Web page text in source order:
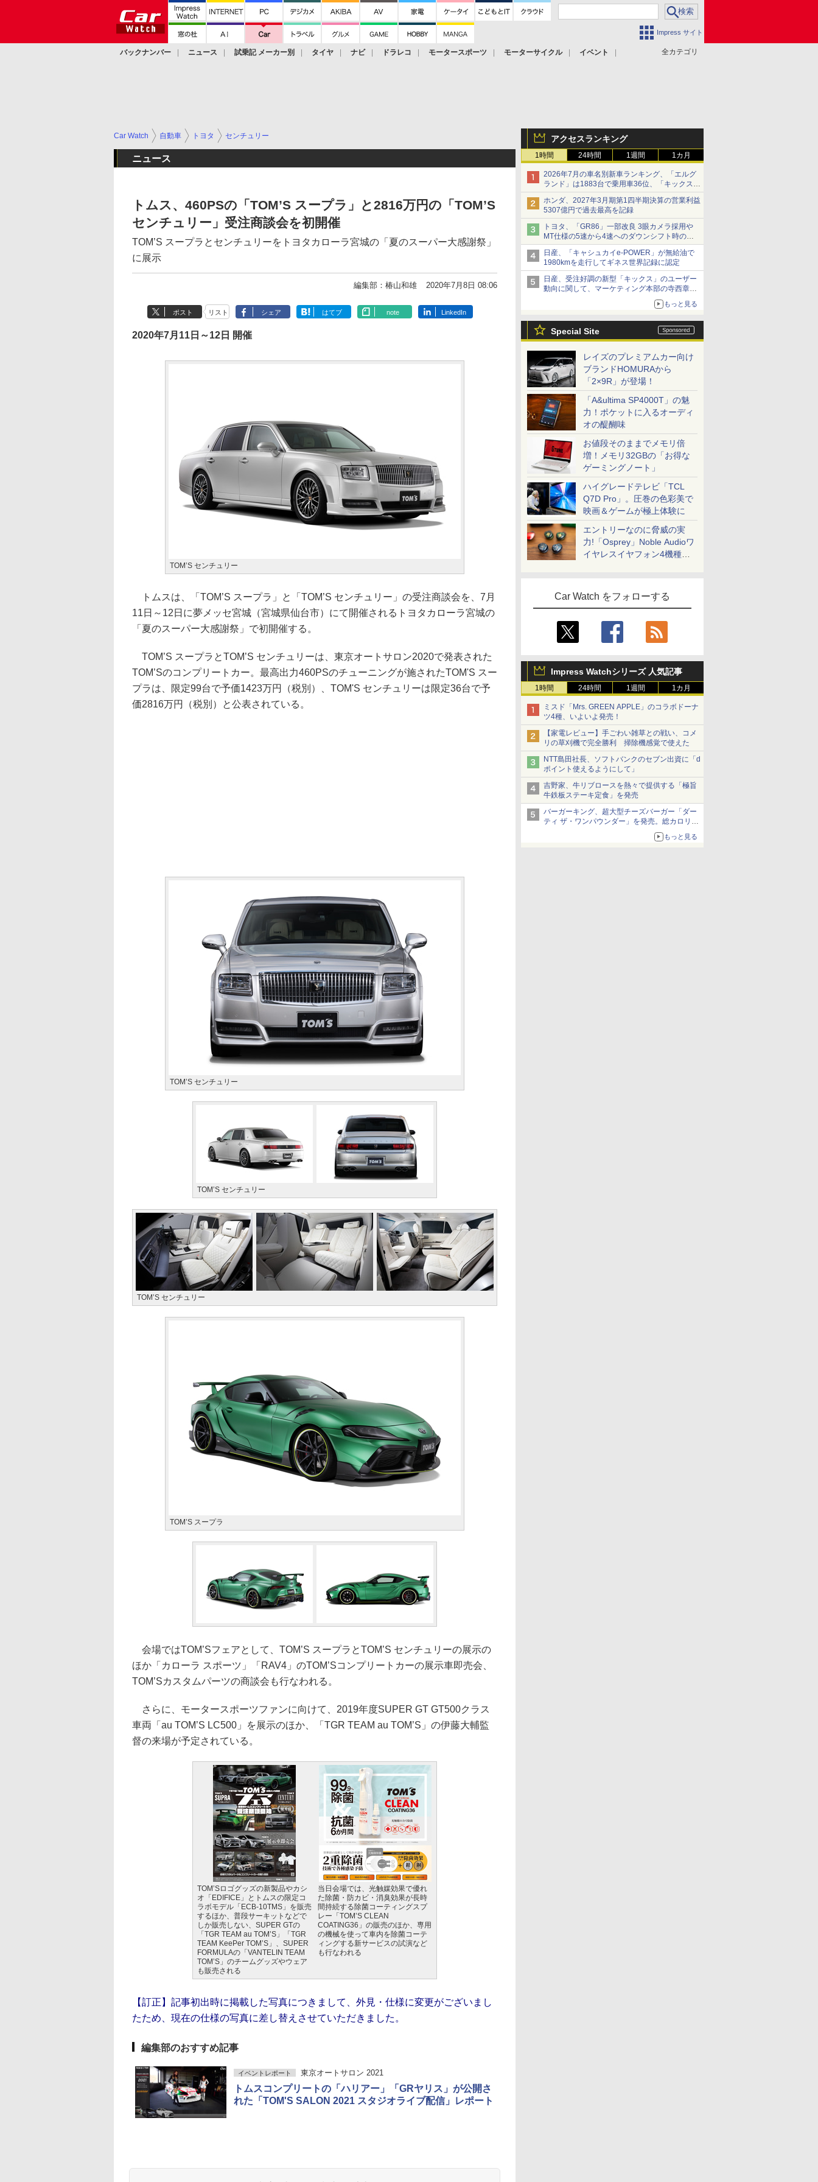
Impress サイト
全カテゴリ
バックナンバー ニュース 試乗記 メーカー別 タイヤ ナビ ドラレコ モータースポーツ モーターサイクル
イベント
アクセスランキング
1時間 24時間 1週間 1カ月
2026年7月の車名別新車ランキング、「エルグ
ランド」は1883台で乗用車36位、「キックス」
は2591台で27位に
ホンダ、2027年3月期第1四半期決算の営業利益
5307億円で過去最高を記録
トヨタ、「GR86」一部改良 3眼カメラ採用や
MT仕様の5速から4速へのダウンシフト時の操
作性向上など
日産、「キャシュカイe-POWER」が無給油で
1980kmを走行してギネス世界記録に認定
日産、受注好調の新型「キックス」のユーザー
動向に関して、マーケティング本部の寺西章氏
もっと見る
Special Site
レイズのプレミアムカー向け
ブランドHOMURAから
「2×9R」が登場！
「A&ultima SP4000T」の魅
力！ポケットに入るオーディ
オの醍醐味
お値段そのままでメモリ倍
増！メモリ32GBの「お得な
ゲーミングノート」
ハイグレードテレビ「TCL
Q7D Pro」。圧巻の色彩美で
映画＆ゲームが極上体験に
エントリーなのに脅威の実
力!「Osprey」Noble Audioワ
イヤレスイヤフォン4機種を
Car Watch をフォローする
Impress Watchシリーズ 人気記事
1時間 24時間 1週間 1カ月
ミスド「Mrs. GREEN APPLE」のコラボドーナ
ツ4種、いよいよ発売！
【家電レビュー】手ごわい雑草との戦い、コメ
リの草刈機で完全勝利 掃除機感覚で使えた
NTT島田社長、ソフトバンクのセブン出資に「d
ポイント使えるようにして」
吉野家、牛リブロースを熱々で提供する「極旨
牛鉄板ステーキ定食」を発売
バーガーキング、超大型チーズバーガー「ダー
ティ ザ・ワンパウンダー」を発売。総カロリー
もっと見る
Car Watch 自動車 トヨタ センチュリー
ニュース
トムス、460PSの「TOM’S スープラ」と2816万円の「TOM’S
センチュリー」受注商談会を初開催
TOM’S スープラとセンチュリーをトヨタカローラ宮城の「夏のスーパー大感謝祭」
に展示
編集部：椿山和雄 2020年7月8日 08:06
ポスト リスト シェア はてブ note LinkedIn
2020年7月11日～12日 開催
TOM’S センチュリー
トムスは、「TOM’S スープラ」と「TOM’S センチュリー」の受注商談会を、7月
11日～12日に夢メッセ宮城（宮城県仙台市）にて開催されるトヨタカローラ宮城の
「夏のスーパー大感謝祭」で初開催する。
TOM’S スープラとTOM’S センチュリーは、東京オートサロン2020で発表された
TOM’Sのコンプリートカー。最高出力460PSのチューニングが施されたTOM'S スー
プラは、限定99台で予価1423万円（税別）、TOM'S センチュリーは限定36台で予
価2816万円（税別）と公表されている。
TOM’S センチュリー
TOM’S センチュリー
TOM’S センチュリー
TOM’S スープラ
会場ではTOM’Sフェアとして、TOM’S スープラとTOM’S センチュリーの展示の
ほか「カローラ スポーツ」「RAV4」のTOM’Sコンプリートカーの展示車即売会、
TOM’Sカスタムパーツの商談会も行なわれる。
さらに、モータースポーツファンに向けて、2019年度SUPER GT GT500クラス
車両「au TOM’S LC500」を展示のほか、「TGR TEAM au TOM’S」の伊藤大輔監
督の来場が予定されている。
TOM’Sロゴグッズの新製品やカシ
オ「EDIFICE」とトムスの限定コ
ラボモデル「ECB-10TMS」を販売
するほか、普段サーキットなどで
しか販売しない、SUPER GTの
「TGR TEAM au TOM’S」「TGR
TEAM KeePer TOM’S」、SUPER
FORMULAの「VANTELIN TEAM
TOM’S」のチームグッズやウェア
も販売される
当日会場では、光触媒効果で優れ
た除菌・防カビ・消臭効果が長時
間持続する除菌コーティングスプ
レー「TOM’S CLEAN
COATING36」の販売のほか、専用
の機械を使って車内を除菌コーテ
ィングする新サービスの試演など
も行なわれる
【訂正】記事初出時に掲載した写真につきまして、外見・仕様に変更がございまし
たため、現在の仕様の写真に差し替えさせていただきました。
編集部のおすすめ記事
イベントレポート 東京オートサロン 2021
トムスコンプリートの「ハリアー」「GRヤリス」が公開さ
れた「TOM'S SALON 2021 スタジオライブ配信」レポート